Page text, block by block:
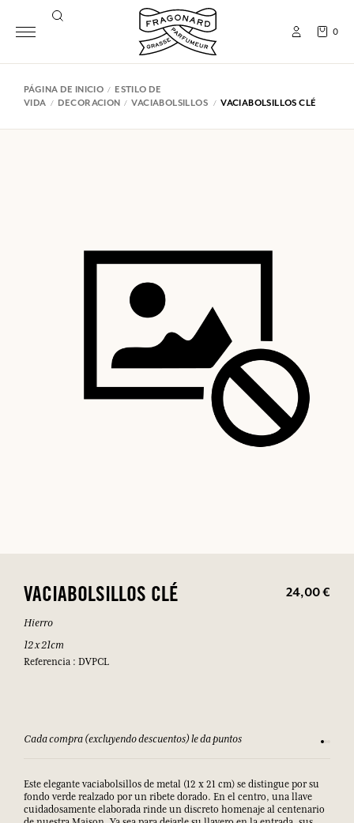
0
PÁGINA DE INICIO
ESTILO DE
VIDA
DECORACION VACIABOLSILLOS VACIABOLSILLOS CLÉ
VACIABOLSILLOS CLÉ 24,00 €
Hierro
12 x 21cm
Referencia : DVPCL
Cada compra (excluyendo descuentos) le da puntos
Este elegante vaciabolsillos de metal (12 x 21 cm) se distingue por su
fondo verde realzado por un ribete dorado. En el centro, una llave
cuidadosamente elaborada rinde un discreto homenaje al centenario